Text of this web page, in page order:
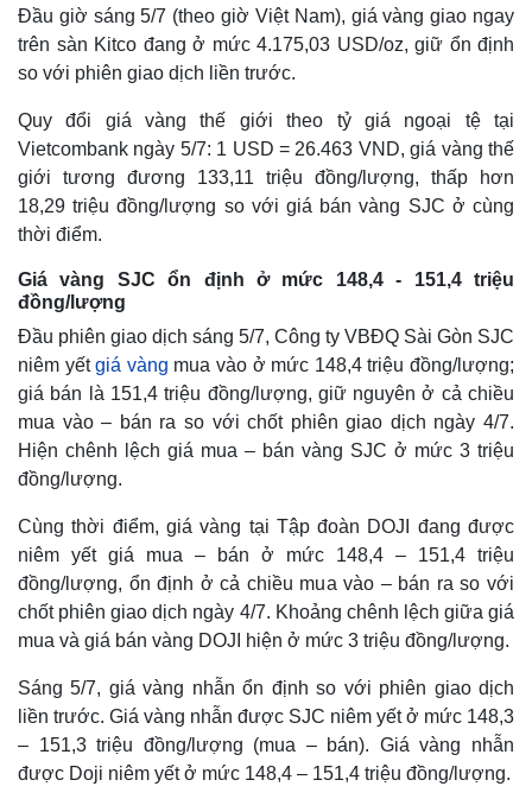
Quan sát
Cuộc sống đó đây
Hồ sơ
Video
Ảnh
E-Magazine
Infographic
Đầu giờ sáng 5/7 (theo giờ Việt Nam), giá vàng giao ngay
trên sàn Kitco đang ở mức 4.175,03 USD/oz, giữ ổn định
so với phiên giao dịch liền trước.
Quy đổi giá vàng thế giới theo tỷ giá ngoại tệ tại
Vietcombank ngày 5/7: 1 USD = 26.463 VND, giá vàng thế
giới tương đương 133,11 triệu đồng/lượng, thấp hơn
18,29 triệu đồng/lượng so với giá bán vàng SJC ở cùng
thời điểm.
Giá vàng SJC ổn định ở mức 148,4 - 151,4 triệu
đồng/lượng
Đầu phiên giao dịch sáng 5/7, Công ty VBĐQ Sài Gòn SJC
niêm yếtgiá vàng mua vào ở mức 148,4 triệu đồng/lượng;
giá bán là 151,4 triệu đồng/lượng, giữ nguyên ở cả chiều
mua vào – bán ra so với chốt phiên giao dịch ngày 4/7.
Hiện chênh lệch giá mua – bán vàng SJC ở mức 3 triệu
đồng/lượng.
Cùng thời điểm, giá vàng tại Tập đoàn DOJI đang được
niêm yết giá mua – bán ở mức 148,4 – 151,4 triệu
đồng/lượng, ổn định ở cả chiều mua vào – bán ra so với
chốt phiên giao dịch ngày 4/7. Khoảng chênh lệch giữa giá
mua và giá bán vàng DOJI hiện ở mức 3 triệu đồng/lượng.
Sáng 5/7, giá vàng nhẫn ổn định so với phiên giao dịch
liền trước. Giá vàng nhẫn được SJC niêm yết ở mức 148,3
– 151,3 triệu đồng/lượng (mua – bán). Giá vàng nhẫn
được Doji niêm yết ở mức 148,4 – 151,4 triệu đồng/lượng.